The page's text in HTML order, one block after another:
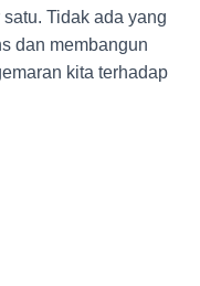
Tidak ada yang
dan membangun
kita terhadap